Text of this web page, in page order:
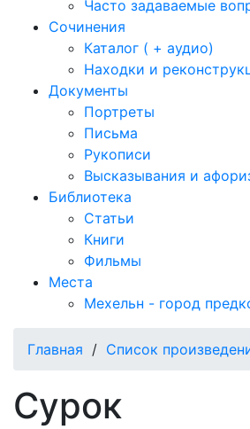
Часто задаваемые
Сочинения
Каталог ( + аудио)
Находки и
Документы
Портреты
Письма
Рукописи
Высказывания и
Библиотека
Статьи
Книги
Фильмы
Места
Мехельн - город
Главная / Список
Сурок